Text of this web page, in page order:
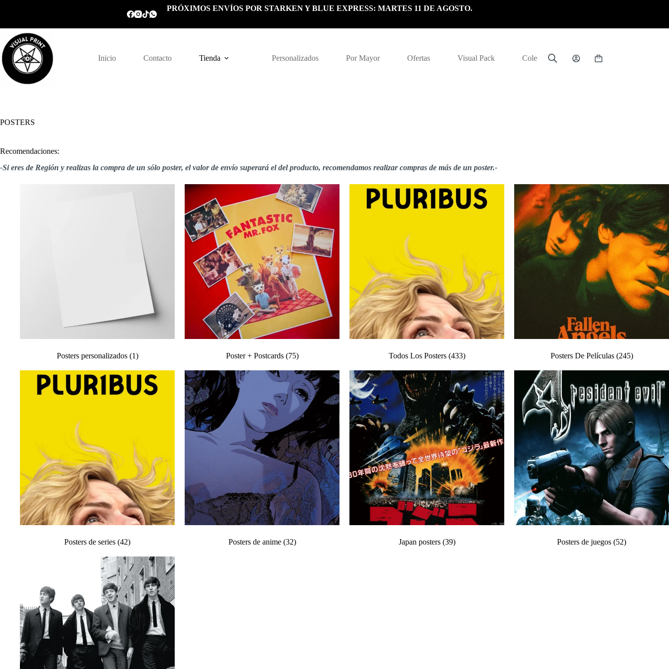
PRÓXIMOS ENVÍOS POR STARKEN Y BLUE EXPRESS: MARTES 11 DE AGOSTO.
Inicio Contacto Tienda Personalizados Por Mayor Ofertas Visual Pack Colección
Carrito
POSTERS
Recomendaciones:
-Si eres de Región y realizas la compra de un sólo poster, el valor de envío superará el del producto, recomendamos realizar compras de más de un poster.-
Posters personalizados (1) Poster + Postcards (75) Todos Los Posters (433) Posters De Películas (245)
Posters de series (42) Posters de anime (32) Japan posters (39) Posters de juegos (52)